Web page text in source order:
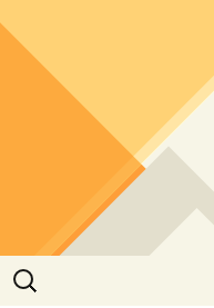
Suchen
nach: